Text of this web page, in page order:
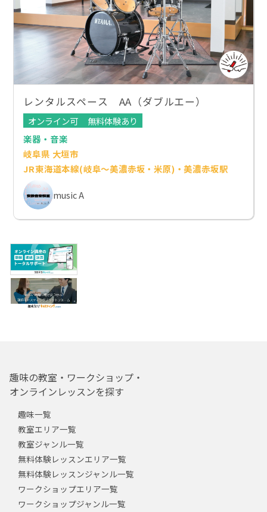
レンタルスペース AA（ダブルエー）
オンライン可
無料体験あり
楽器・音楽
岐阜県 大垣市
JR東海道本線(岐阜～美濃赤坂・米原)・美濃赤坂駅
music A
趣味の教室・ワークショップ・
オンラインレッスンを探す
趣味一覧
教室エリア一覧
教室ジャンル一覧
無料体験レッスンエリア一覧
無料体験レッスンジャンル一覧
ワークショップエリア一覧
ワークショップジャンル一覧